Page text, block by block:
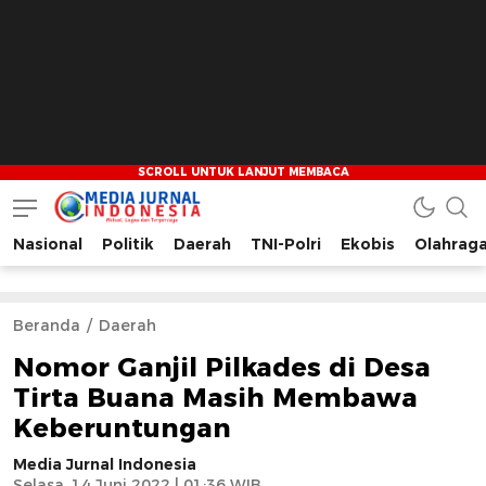
Media Jurnal Indonesia
Bersama Membangun Indonesia
Nasional Politik Daerah TNI-Polri Ekobis
Beranda Daerah
Nomor Ganjil Pilkades di Desa
Tirta Buana Masih Membawa
Keberuntungan
Media Jurnal Indonesia